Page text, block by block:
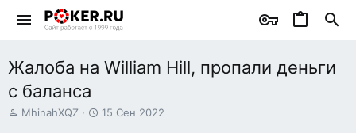
Жалоба на William Hill, пропали деньги
с баланса
А
MhinahXQZ
Д
15 Сен 2022